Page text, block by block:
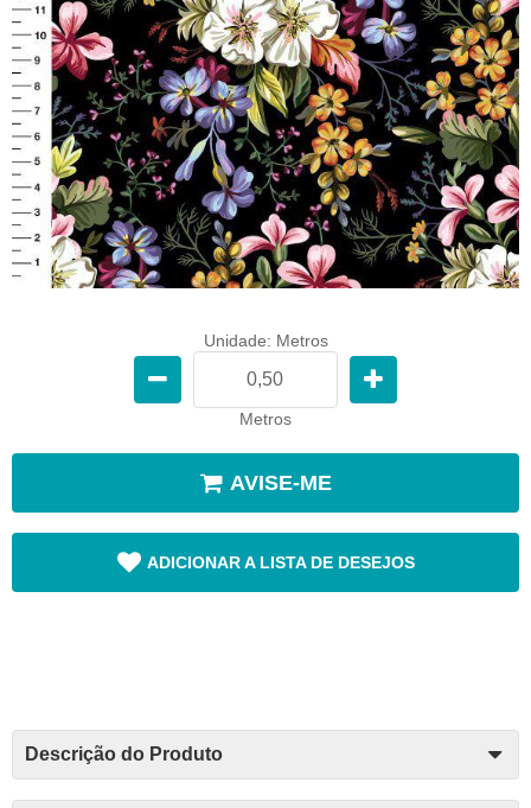
Unidade: Metros
Metros
AVISE-ME
ADICIONAR A LISTA DE DESEJOS
Descrição do Produto